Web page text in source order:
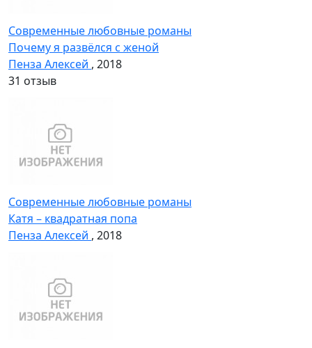
Современные любовные романы
Почему я развёлся с женой
Пенза Алексей , 2018
31 отзыв
Современные любовные романы
Катя – квадратная попа
Пенза Алексей , 2018